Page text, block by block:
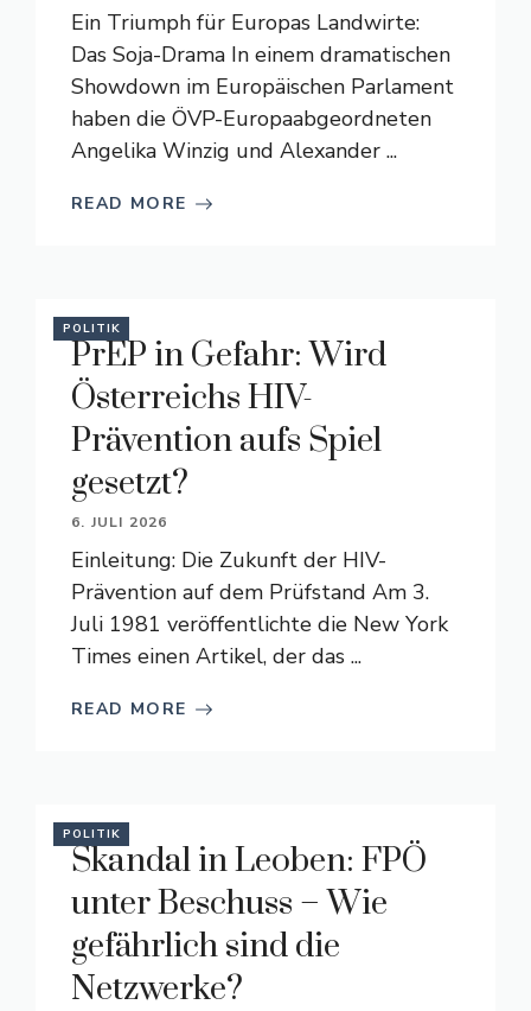
Ein Triumph für Europas Landwirte:
Das Soja-Drama In einem dramatischen
Showdown im Europäischen Parlament
haben die ÖVP-Europaabgeordneten
Angelika Winzig und Alexander ...
READ MORE
POLITIK
PrEP in Gefahr: Wird
Österreichs HIV-
Prävention aufs Spiel
gesetzt?
6. JULI 2026
Einleitung: Die Zukunft der HIV-
Prävention auf dem Prüfstand Am 3.
Juli 1981 veröffentlichte die New York
Times einen Artikel, der das ...
READ MORE
POLITIK
Skandal in Leoben: FPÖ
unter Beschuss – Wie
gefährlich sind die
Netzwerke?